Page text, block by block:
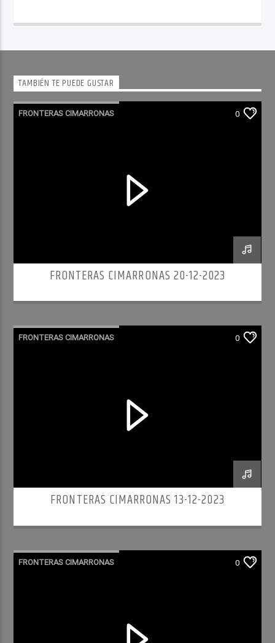
TAMBIÉN TE PUEDE GUSTAR
FRONTERAS CIMARRONAS 0
FRONTERAS CIMARRONAS 20-12-2023
FRONTERAS CIMARRONAS 0
FRONTERAS CIMARRONAS 13-12-2023
FRONTERAS CIMARRONAS 0